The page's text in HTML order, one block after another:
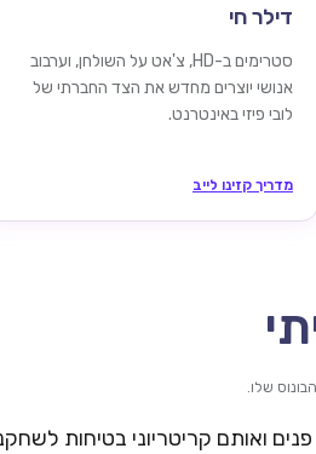
דילר חי
סטרימים ב-HD, צ'אט על השולחן, וערבוב
אנושי יוצרים מחדש את הצד החברתי של
לובי פיזי באינטרנט.
מדריך קזינו לייב
ואותם קריטריוני בטיחות